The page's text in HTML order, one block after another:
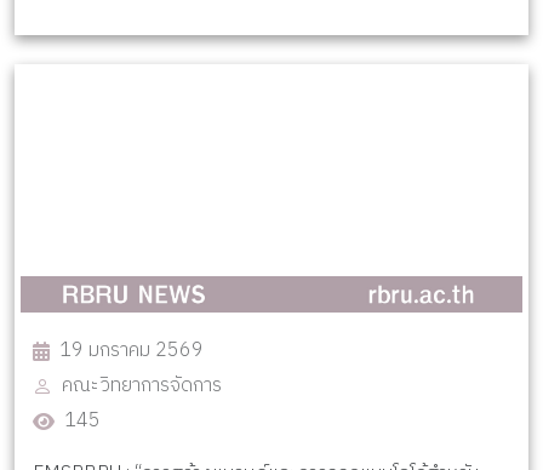
19 มกราคม 2569
คณะวิทยาการจัดการ
145